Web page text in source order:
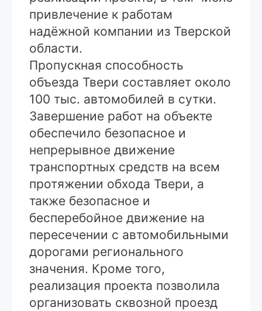
привлечение к работам
надёжной компании из Тверской
области.
Пропускная способность
объезда Твери составляет около
100 тыс. автомобилей в сутки.
Завершение работ на объекте
обеспечило безопасное и
непрерывное движение
транспортных средств на всем
протяжении обхода Твери, а
также безопасное и
бесперебойное движение на
пересечении с автомобильными
дорогами регионального
значения. Кроме того,
реализация проекта позволила
организовать сквозной проезд